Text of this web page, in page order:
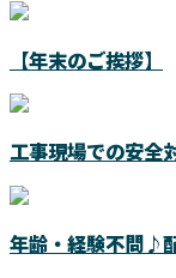
【年末のご挨拶】
工事現場での安全
年齢・経験不問♪